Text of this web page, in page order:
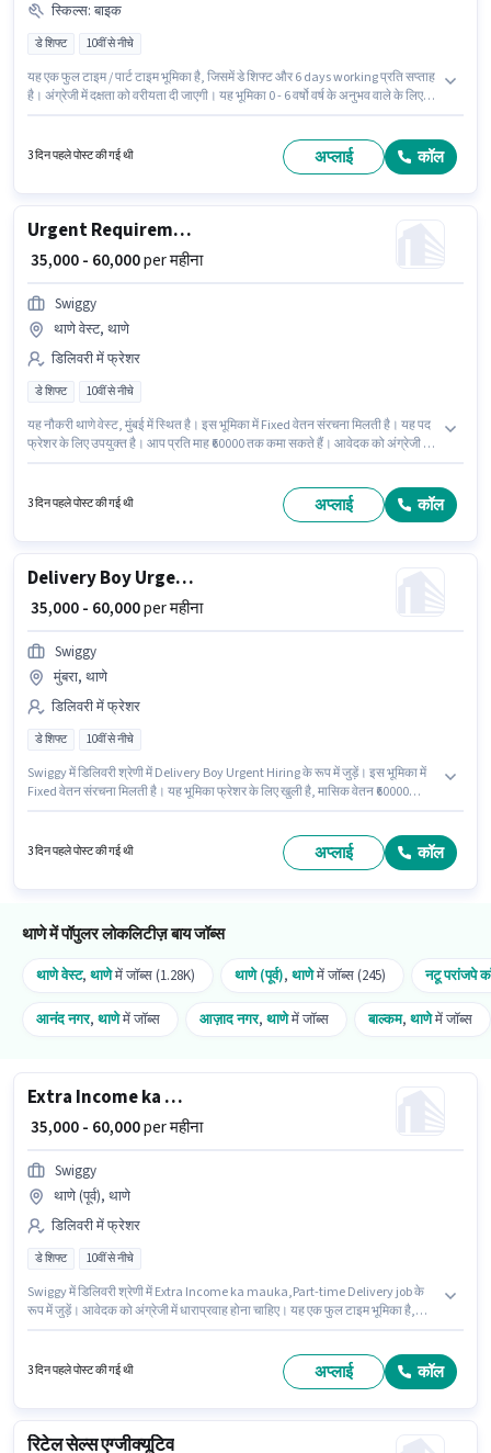
स्किल्स: बाइक
डे शिफ्ट 10वीं से नीचे
यह एक फुल टाइम / पार्ट टाइम भूमिका है, जिसमें डे शिफ्ट और 6 days working प्रति सप्ताह
है। अंग्रेजी में दक्षता को वरीयता दी जाएगी। यह भूमिका 0 - 6 वर्षो वर्ष के अनुभव वाले के लिए
पद के लिए Fixed सैलरी उपलब्ध है।
3 दिन पहले पोस्ट की गई थी अप्लाई कॉल
Urgent Requirement,Delivery Partner
₹ 35,000 - 60,000per महीना
Swiggy
थाणे वेस्ट, थाणे
डिलिवरी में फ्रेशर
डे शिफ्ट 10वीं से नीचे
यह नौकरी थाणे वेस्ट, मुंबई में स्थित है। इस भूमिका में Fixed वेतन संरचना मिलती है। यह पद
फ्रेशर के लिए उपयुक्त है। आप प्रति माह ₹60000 तक कमा सकते हैं। आवेदक को अंग्रेजी में
Requirement,Delivery Partner के रूप में जुड़ें।
3 दिन पहले पोस्ट की गई थी अप्लाई कॉल
Delivery Boy Urgent Hiring
₹ 35,000 - 60,000per महीना
Swiggy
मुंबरा, थाणे
डिलिवरी में फ्रेशर
डे शिफ्ट 10वीं से नीचे
Swiggy में डिलिवरी श्रेणी में Delivery Boy Urgent Hiring के रूप में जुड़ें। इस भूमिका में
Fixed वेतन संरचना मिलती है। यह भूमिका फ्रेशर के लिए खुली है, मासिक वेतन ₹60000
और 6 days working प्रति सप्ताह है।
3 दिन पहले पोस्ट की गई थी अप्लाई कॉल
थाणे में पॉपुलर लोकलिटीज़ बाय जॉब्स
थाणे वेस्ट, थाणेमें जॉब्स (1.28K) थाणे (पूर्व), थाणेमें जॉब्स (245) नटू परांजपे
आनंद नगर, थाणेमें जॉब्स आज़ाद नगर, थाणेमें जॉब्स बाल्कम, थाणेमें जॉब्स
Extra Income ka mauka,Part-time Delivery job
₹ 35,000 - 60,000per महीना
Swiggy
थाणे (पूर्व), थाणे
डिलिवरी में फ्रेशर
डे शिफ्ट 10वीं से नीचे
Swiggy में डिलिवरी श्रेणी में Extra Income ka mauka,Part-time Delivery job के
रूप में जुड़ें। आवेदक को अंग्रेजी में धाराप्रवाह होना चाहिए। यह एक फुल टाइम भूमिका है,
थाणे (पूर्व), मुंबई में है।
3 दिन पहले पोस्ट की गई थी अप्लाई कॉल
रिटेल सेल्स एग्जीक्यूटिव